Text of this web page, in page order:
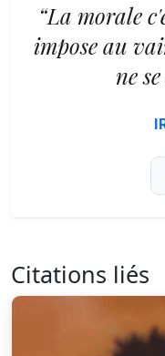
“La morale
impose au
ne
Citations liés